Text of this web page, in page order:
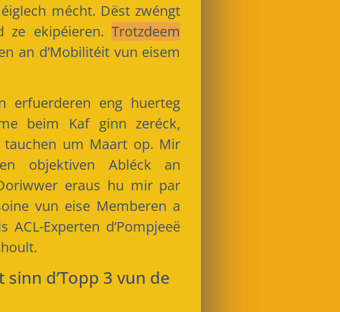
mécht. Dëst zwéngt
ze ekipéieren.Trotzdeem
an d’Mobilitéit vun eisem
erfuerderen eng huerteg
beim Kaf ginn zeréck,
tauchen um Maart op. Mir
objektiven Abléck an
eraus hu mir par
vun eise Memberen a
Experten d’Pompjeeë
d’Topp 3 vun de